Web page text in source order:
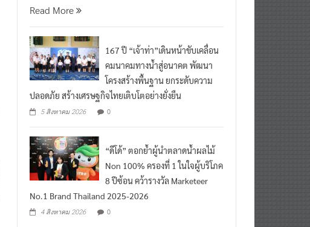
167 ปี “เจ้าท่า”เดินหน้าขับเคลื่อน
คมนาคมทางน้ำสู่อนาคต พัฒนา
โครงสร้างพื้นฐาน ยกระดับความ
ปลอดภัย สร้างเศรษฐกิจไทยเติบโตอย่างยั่งยืน
0
Non 100% ครองที่ 1 ในใจผู้บริโภค
8 ปีซ้อน คว้ารางวัล Marketeer
No.1 Brand Thailand 2025-2026
0